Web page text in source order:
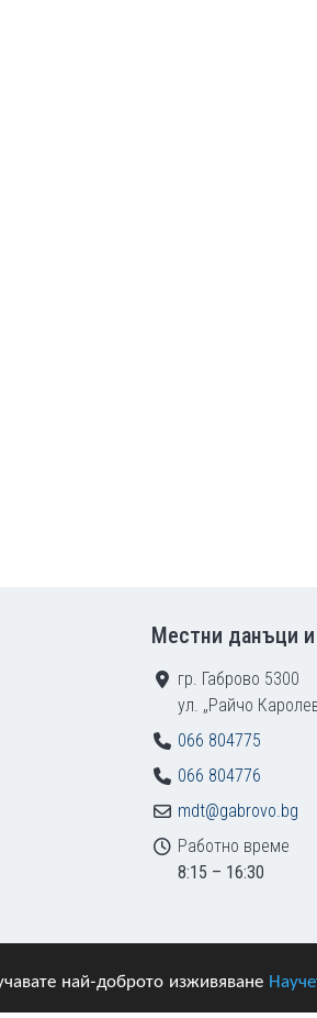
най-доброто изживяване
Местни данъци и
гр. Габрово 5300
ул. „Райчо
066 804775
066 804776
mdt@gabrovo.bg
Работно време
8:15 – 16:30